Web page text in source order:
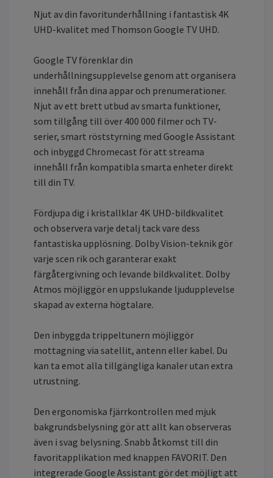
Njut av din favoritunderhållning i fantastisk 4K
UHD-kvalitet med Thomson Google TV UHD.
Google TV förenklar din
underhållningsupplevelse genom att organisera
innehåll från dina appar och prenumerationer.
Njut av ett brett utbud av smarta funktioner,
som tillgång till över 400 000 filmer och TV-
serier, smart röststyrning med Google Assistant
och inbyggd Chromecast för att streama
innehåll från kompatibla smarta enheter direkt
till din TV.
Fördjupa dig i kristallklar 4K UHD-bildkvalitet
och observera varje detalj tack vare dess
fantastiska upplösning. Dolby Vision-teknik gör
varje scen rik och garanterar exakt
färgåtergivning och levande bildkvalitet. Dolby
Atmos möjliggör en uppslukande ljudupplevelse
skapad av externa högtalare.
Den inbyggda trippeltunern möjliggör
mottagning via satellit, antenn eller kabel. Du
kan ta emot alla tillgängliga kanaler utan extra
utrustning.
Den ergonomiska fjärrkontrollen med mjuk
bakgrundsbelysning gör att allt kan observeras
även i svag belysning. Snabb åtkomst till din
favoritapplikation med knappen FAVORIT. Den
integrerade Google Assistant gör det möjligt att